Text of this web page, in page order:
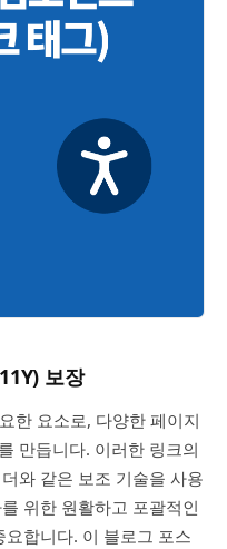
보장
한 요소로, 다양한 페이지
만듭니다. 이러한 링크의
와 같은 보조 기술을 사용
위한 원활하고 포괄적인
합니다. 이 블로그 포스